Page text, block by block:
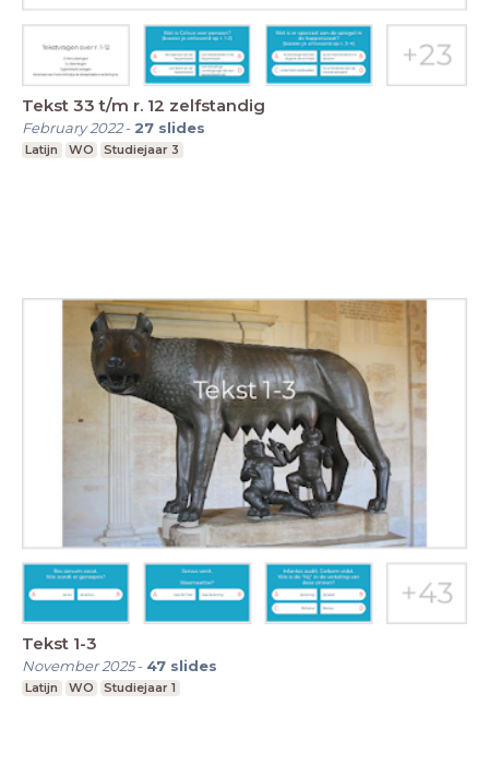
Tekst 33 t/m r. 12 zelfstandig
February 2022- 27 slides
Latijn WO Studiejaar 3
Tekst 1-3
November 2025- 47 slides
Latijn WO Studiejaar 1